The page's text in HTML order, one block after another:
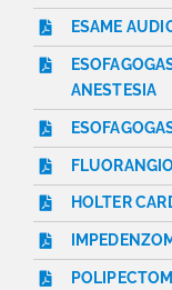
ESAME
ANESTESIA
HOLTER